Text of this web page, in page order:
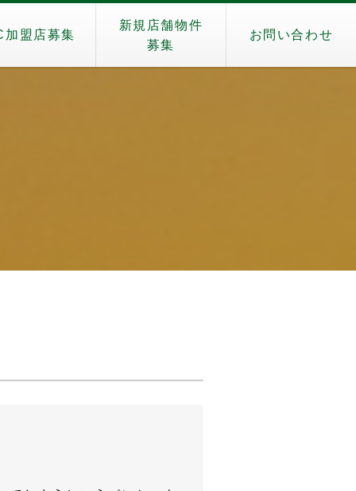
加盟店募集
新規店舗物件
募集
お問い合わせ